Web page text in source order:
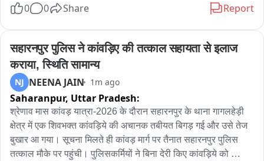
दिया। फायर स्टेशन सरसावा को घटना की सूचना मिली। उस समय कांवड़
रवाना हुई। मौके पर पहुंचने पर टीम ने देखा कि किचन में रखे एलपीजी
सिलेंडर में आग लगी हुई है और लपटें तेजी से फैल रही हैं। अग्निशमन द्वितीय
अधिकारी के नेतृत्व में टीम ने बिना समय गंवाए वाटर मिस्ट तकनीक का
उपयोग करते हुए आग पर पूरी तरह काबू पा लिया। आग लगने से किचन में
रखे प्लास्टिक के डिब्बे, बाल्टियां, गैस चूल्हा और कुछ खाद्य सामग्री जलकर
नष्ट हो गई। हालांकि फायर सर्विस की त्वरित कार्रवाई के कारण आग को पूरे
ढाबे में फैलने से रोक लिया गया। इससे किचन का बड़ा हिस्सा और ढाबे में
रखा अन्य सामान सुरक्षित बच गया, जिससे लाखों रुपये के संभावित नुकसान
से बचाव सका। घटना के दौरान किसी भी व्यक्ति के घायल होने या जनहानि
0 0 Share Report
सहारनपुर पुलिस ने कांवड़िए की तत्काल सहायता से इलाज
कराया, स्थिति सामान्य
NJ NEENA JAIN 1m ago
Saharanpur, Uttar Pradesh:
श्रेणाव मास कांवड़ यात्रा-2026 के दौरान सहारनपुर के थाना गागलहेड़ी
क्षेत्र में एक शिवभक्त कांवड़िये की अचानक तबीयत बिगड़ गई और उसे तेज
बुखार आ गया। सूचना मिलते ही कांवड़ मार्ग पर तैनात सहारनपुर पुलिस
तत्काल मौके पर पहुंची। पुलिसकर्मियों ने बिना देरी किए कांवड़िये को